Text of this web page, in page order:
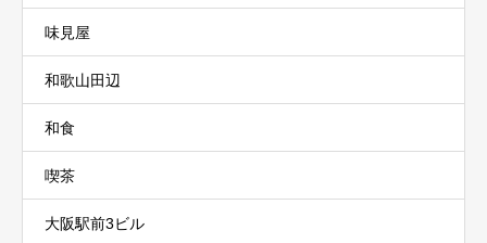
味見屋
和歌山田辺
和食
喫茶
大阪駅前3ビル